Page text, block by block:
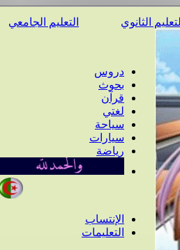
التعليم الثانوي التعليم الجامعي
دروس
بحوث
قرآن
لغتي
سياحة
سيارات
رياضة
الإنتساب
التعليمات